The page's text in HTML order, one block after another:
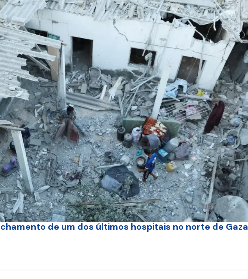
de um dos últimos hospitais no norte de Gaza